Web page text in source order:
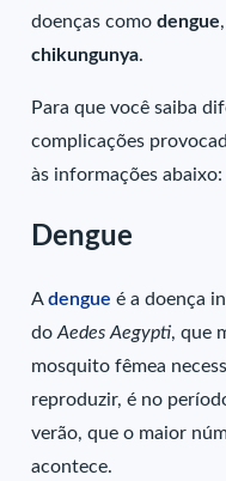
doenças comodengue
chikungunya.
Para que você saiba
complicações
às informações abaixo:
Dengue
Adengue é a doença
doAedes Aegypti, que
mosquito fêmea
reproduzir, é no
verão, que o maior
acontece.